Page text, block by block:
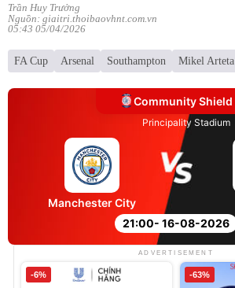
Trần Huy Trưởng
Nguồn: giaitri.thoibaovhnt.com.vn
05:43 05/04/2026
FA Cup Arsenal Southampton Mikel Arteta
Community Shield
Principality Stadium
21:00- 16-08-2026
Manchester City
ADVERTISEMENT
-6% -63%